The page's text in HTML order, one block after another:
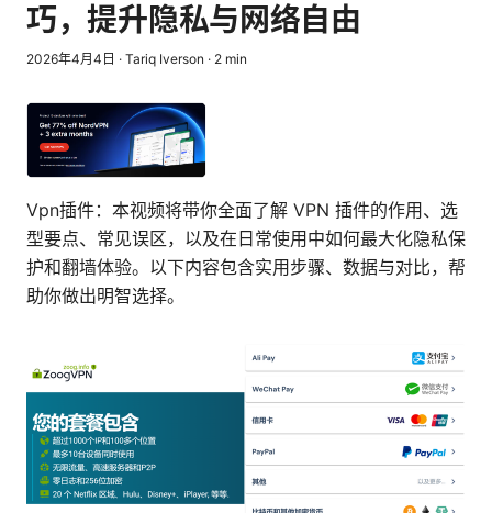
巧，提升隐私与网络自由
2026年4月4日 · Tariq Iverson · 2 min
Vpn插件：本视频将带你全面了解 VPN 插件的作用、选
型要点、常见误区，以及在日常使用中如何最大化隐私保
护和翻墙体验。以下内容包含实用步骤、数据与对比，帮
助你做出明智选择。